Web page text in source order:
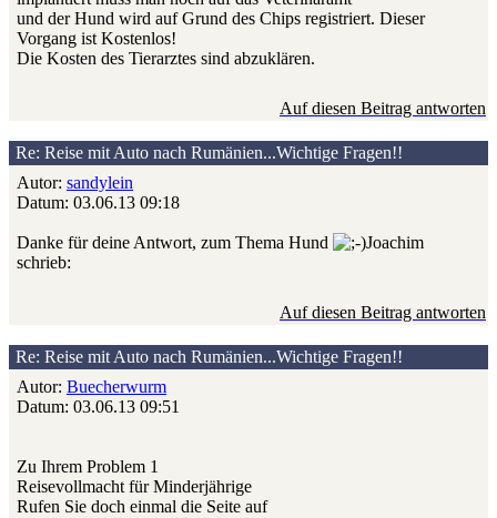
und der Hund wird auf Grund des Chips registriert. Dieser
Vorgang ist Kostenlos!
Die Kosten des Tierarztes sind abzuklären.
Auf diesen Beitrag antworten
Re: Reise mit Auto nach Rumänien...Wichtige Fragen!!
Autor: sandylein
Datum: 03.06.13 09:18
Danke für deine Antwort, zum Thema Hund
Joachim
schrieb:
Auf diesen Beitrag antworten
Re: Reise mit Auto nach Rumänien...Wichtige Fragen!!
Autor: Buecherwurm
Datum: 03.06.13 09:51
Zu Ihrem Problem 1
Reisevollmacht für Minderjährige
Rufen Sie doch einmal die Seite auf